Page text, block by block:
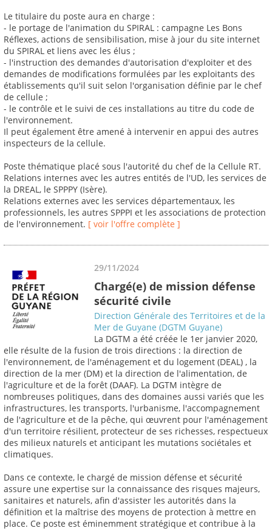
Le titulaire du poste aura en charge :
- le portage de l'animation du SPIRAL : campagne Les Bons
Réflexes, actions de sensibilisation, mise à jour du site internet
du SPIRAL et liens avec les élus ;
- l'instruction des demandes d'autorisation d'exploiter et des
demandes de modifications formulées par les exploitants des
établissements qu'il suit selon l'organisation définie par le chef
de cellule ;
- le contrôle et le suivi de ces installations au titre du code de
l'environnement.
Il peut également être amené à intervenir en appui des autres
inspecteurs de la cellule.
Poste thématique placé sous l'autorité du chef de la Cellule RT.
Relations internes avec les autres entités de l'UD, les services de
la DREAL, le SPPPY (Isère).
Relations externes avec les services départementaux, les
professionnels, les autres SPPPI et les associations de protection
de l'environnement. [ voir l'offre complète ]
29/11/2024
Chargé(e) de mission défense
sécurité civile
Direction Générale des Territoires et de la
Mer de Guyane (DGTM Guyane)
La DGTM a été créée le 1er janvier 2020,
elle résulte de la fusion de trois directions : la direction de
l'environnement, de l'aménagement et du logement (DEAL) , la
direction de la mer (DM) et la direction de l'alimentation, de
l'agriculture et de la forêt (DAAF). La DGTM intègre de
nombreuses politiques, dans des domaines aussi variés que les
infrastructures, les transports, l'urbanisme, l'accompagnement
de l'agriculture et de la pêche, qui œuvrent pour l'aménagement
d'un territoire résilient, protecteur de ses richesses, respectueux
des milieux naturels et anticipant les mutations sociétales et
climatiques.
Dans ce contexte, le chargé de mission défense et sécurité
assure une expertise sur la connaissance des risques majeurs,
sanitaires et naturels, afin d'assister les autorités dans la
définition et la maîtrise des moyens de protection à mettre en
place. Ce poste est éminemment stratégique et contribue à la